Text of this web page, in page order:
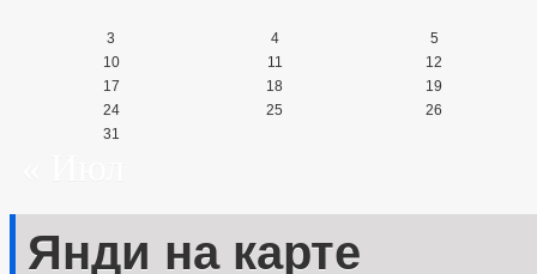
3 4
5
10
11
12
17
18
19
24
25
26
31
Янди на карте